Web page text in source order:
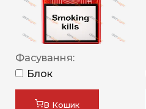
Фасування:
Блок
В Кошик